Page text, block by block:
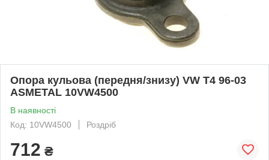
Опора кульова (передня/знизу) VW T4 96-03
ASMETAL 10VW4500
В наявності
Код: 10VW4500
Роздріб
712 ₴